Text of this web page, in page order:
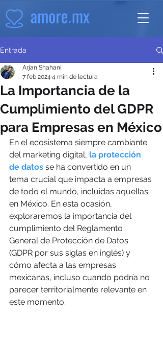
Entrada
La Importancia de la
Cumplimiento del GDPR
para Empresas en México
Arjan Shahani
7 feb 2024 4 min de lectura
En el ecosistema siempre cambiante
del marketing digital, la protección
de datos se ha convertido en un
tema crucial que impacta a empresas
de todo el mundo, incluidas aquellas
en México. En esta ocasión,
exploraremos la importancia del
cumplimiento del Reglamento
General de Protección de Datos
(GDPR por sus siglas en inglés) y
cómo afecta a las empresas
mexicanas, incluso cuando podría no
parecer territorialmente relevante en
este momento.